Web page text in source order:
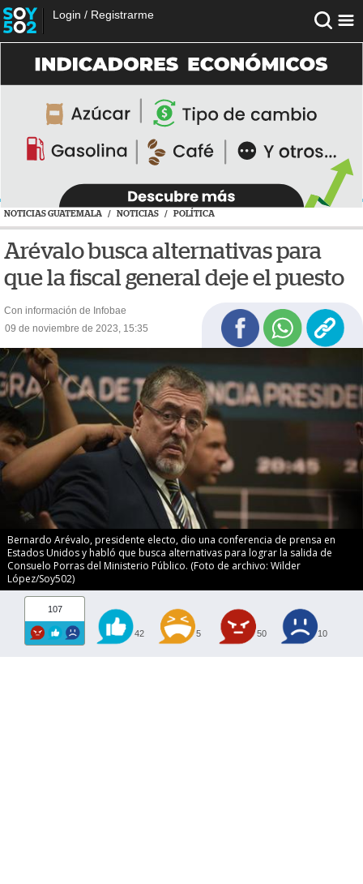
Login / Registrarme
NOTICIAS GUATEMALA / NOTICIAS / POLÍTICA
Arévalo busca alternativas para
que la fiscal general deje el puesto
Con información de Infobae
09 de noviembre de 2023, 15:35
Bernardo Arévalo, presidente electo, dio una conferencia de prensa en
Estados Unidos y habló que busca alternativas para lograr la salida de
Consuelo Porras del Ministerio Público. (Foto de archivo: Wilder
López/Soy502)
107
42 5 50 10